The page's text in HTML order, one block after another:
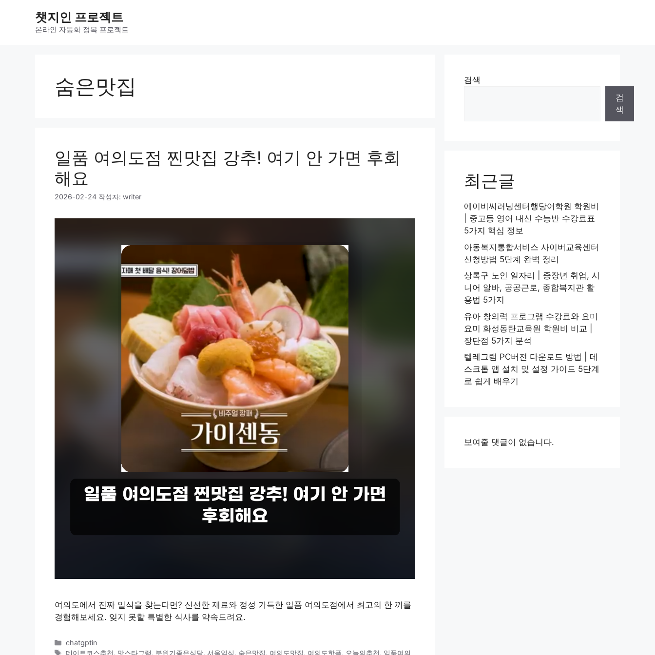
챗지인 프로젝트
온라인 자동화 정복 프로젝트
숨은맛집
일품 여의도점 찐맛집 강추! 여기 안 가면 후회
해요
2026-02-24 작성자: writer
여의도에서 진짜 일식을 찾는다면? 신선한 재료와 정성 가득한 일품 여의도점에서 최고의 한 끼를
경험해보세요. 잊지 못할 특별한 식사를 약속드려요.
카
테
chatgptin
태
데이트코스추천, 맛스타그램, 분위기좋은식당,서울일식, 숨은맛집, 여의도맛집, 여의도핫플, 오늘의추천, 일품여의
검색
검
색
최근글
에이비씨러닝센터행당어학원 학원비
| 중고등 영어 내신 수능반 수강료표
5가지 핵심 정보
아동복지통합서비스 사이버교육센터
신청방법 5단계 완벽 정리
상록구 노인 일자리 | 중장년 취업, 시
니어 알바, 공공근로, 종합복지관 활
용법 5가지
유아 창의력 프로그램 수강료와 요미
요미 화성동탄교육원 학원비 비교 |
장단점 5가지 분석
텔레그램 PC버전 다운로드 방법 | 데
스크톱 앱 설치 및 설정 가이드 5단계
로 쉽게 배우기
보여줄 댓글이 없습니다.